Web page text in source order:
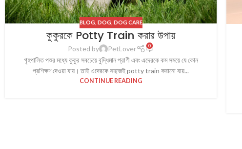
BLOG DOG DOG CARE
কুকুরকে Potty Train করার উপায়
Posted by PetLover 0
গৃহপালিত পশুর মধ্যে কুকুর সবচেয়ে বুদ্ধিমান প্রাণী এবং এদেরকে কম সময়ে যে কোন
প্রশিক্ষণ দেওয়া যায়। তাই এদেরকে সহজেই potty train করানো যায়...
CONTINUE READING